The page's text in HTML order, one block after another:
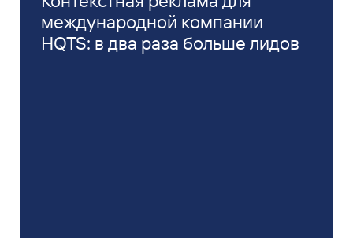
международной компании
HQTS: в два раза больше лидов